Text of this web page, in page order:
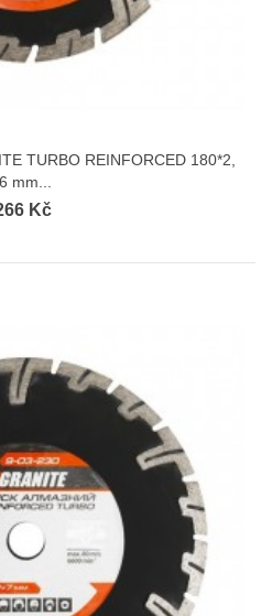
TURBO REINFORCED 180*2,
6 mm...
Kč